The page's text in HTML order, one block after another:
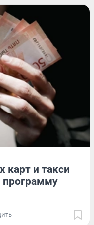
карт и такси
программу